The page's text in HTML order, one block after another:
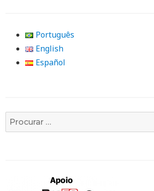
Português
English
Español
Busca
por: